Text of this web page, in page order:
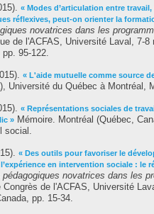
« Modes d’articulation entre
réflexives, peut-on orienter la
novatrices dans les
de l'ACFAS, Université Laval, 7-
95-122.
« L'aide mutuelle comme source
Université du Québec à Montréal,
« Représentations sociales de
» Mémoire. Montréal (Québec,
social.
« Des outils pour favoriser le
en intervention sociale :
pédagogiques novatrices dans les
Congrès de l'ACFAS, Université
pp. 15-34.